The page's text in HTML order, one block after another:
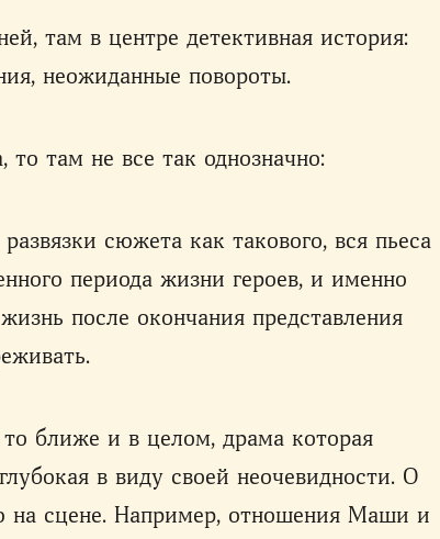
там в центре детективная история:
неожиданные повороты.
то там не все так однозначно:
сюжета как такового, вся пьеса
периода жизни героев, и именно
после окончания представления
ближе и в целом, драма которая
в виду своей неочевидности. О
на сцене. Например, отношения Маши и